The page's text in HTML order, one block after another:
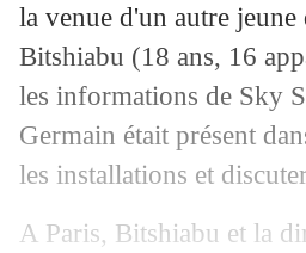
la venue d'un autre
Bitshiabu (18 ans, 16
les informations de Sky
Germain était présent
les installations et
A Paris, Bitshiabu et la
30/06 OM: le latéral de
30/06 Barça: le regret
30/06 Juve: son avenir,
30/06 PSG: L.